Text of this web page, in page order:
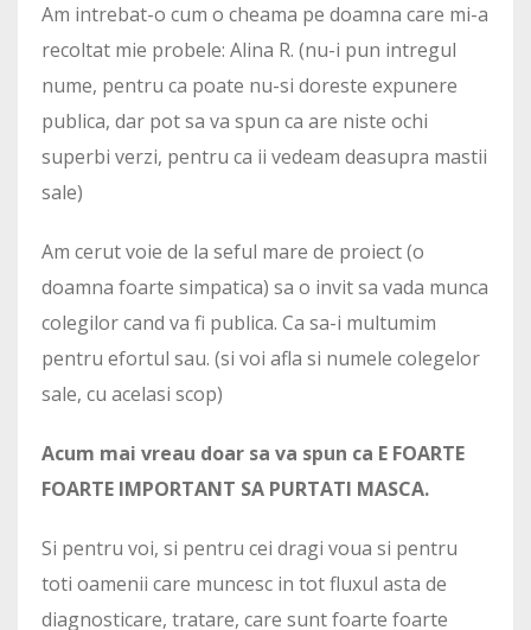
Am intrebat-o cum o cheama pe doamna care mi-a
recoltat mie probele: Alina R. (nu-i pun intregul
nume, pentru ca poate nu-si doreste expunere
publica, dar pot sa va spun ca are niste ochi
superbi verzi, pentru ca ii vedeam deasupra mastii
sale)
Am cerut voie de la seful mare de proiect (o
doamna foarte simpatica) sa o invit sa vada munca
colegilor cand va fi publica. Ca sa-i multumim
pentru efortul sau. (si voi afla si numele colegelor
sale, cu acelasi scop)
Acum mai vreau doar sa va spun ca E FOARTE
FOARTE IMPORTANT SA PURTATI MASCA.
Si pentru voi, si pentru cei dragi voua si pentru
toti oamenii care muncesc in tot fluxul asta de
diagnosticare, tratare, care sunt foarte foarte